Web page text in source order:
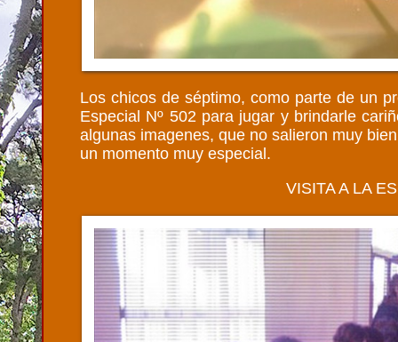
Los chicos de séptimo, como parte de un
Especial Nº 502 para jugar y brindarle
algunas imagenes, que no salieron muy
un momento muy especial.
VISITA A LA